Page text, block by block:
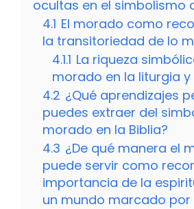
ocultas en el simbolismo
4.1 El morado como
la transitoriedad de lo
4.1.1 La riqueza
morado en la liturgia
4.2 ¿Qué aprendizajes
puedes extraer del
morado en la Biblia?
4.3 ¿De qué manera el
puede servir como
importancia de la
un mundo marcado por